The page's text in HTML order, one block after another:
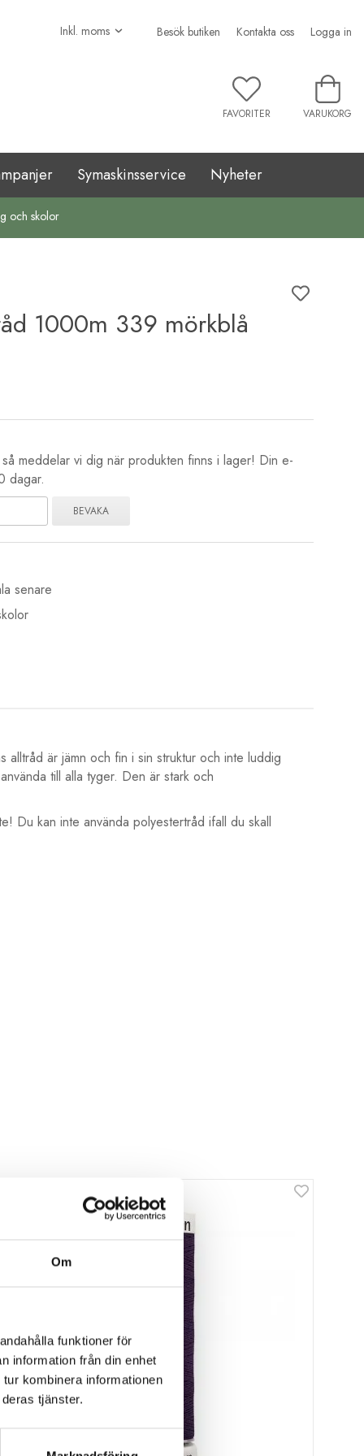
Om
funktioner för
information från din enhet
kombinera informationen
tjänster.
Besök butiken Kontakta oss Logga in
FAVORITER VARUKORG
Symaskinsservice Nyheter
och skolor
1000m 339 mörkblå
meddelar vi dig när produkten finns i lager! Din e-
dagar.
BEVAKA
senare
alltråd är jämn och fin i sin struktur och inte luddig
till alla tyger. Den är stark och
Du kan inte använda polyestertråd ifall du skall